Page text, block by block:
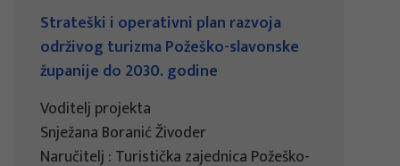
Strateški i operativni plan razvoja
održivog turizma Požeško-slavonske
županije do 2030. godine
Voditelj projekta
Snježana Boranić Živoder
Naručitelj : Turistička zajednica Požeško-